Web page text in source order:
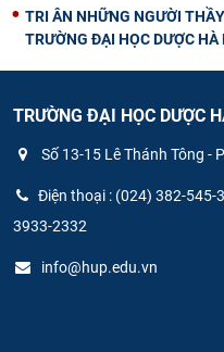
TRI ÂN NHỮNG NGƯỜI
TRƯỜNG ĐẠI HỌC DƯỢC HÀ
TRƯỜNG ĐẠI HỌC DƯỢC
Số 13-15 Lê Thánh Tông -
Điện thoại : (024) 382-545-
3933-2332
info@hup.edu.vn